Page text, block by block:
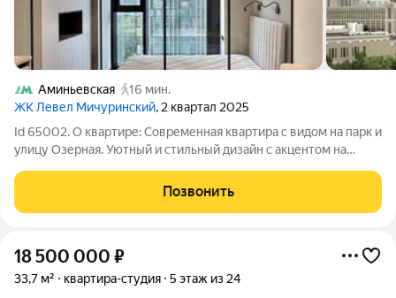
Аминьевская
16 мин.
ЖК Левел Мичуринский, 2 квартал 2025
Id 65002. О квартире: Современная квартира с видом на парк и
улицу Озерная. Уютный и стильный дизайн с акцентом на
кварцвинилом, обеспечивающим тепло и долговечность.
Потолок выполнен из гипсокартона,
Позвонить
18 500 000 ₽
33,7 м² квартира-студия 5 этаж из 24